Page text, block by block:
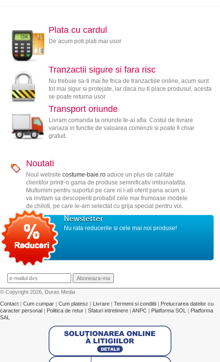
Plata cu cardul
De acum poti plati mai usor
Tranzactii sigure si fara risc
Nu trebuie sa-ti mai fie frica de tranzactiile online, acum sunt
tot mai sigur si protejate, iar daca nu-ti place produsul, acesta
se poate returna usor.
Transport oriunde
Livram comanda ta oriunde te-ai afla. Costul de livrare
variaza in functie de valoarea comenzii si poate fi chiar
gratuit.
Noutati
Noul website costume-baie.roaduce un plus de calitate
clientilor printr-o gama de produse semnificativ imbunatatita.
Multumim pentru suportul pe care ni l-ati oferit pana acum si
va invitam sa descoperiti probabil cele mai frumoase modele
de chiloti, pe care le-am selectat cu grija special pentru voi.
Newsletter
Nu rata reducerile si cele mai noi produse!
© Copyright 2026, Duras Media
Contact | Cum cumpar | Cum platesc | Livrare | Termeni si conditii | Prelucrarea datelor cu
caracter personal | Politica de retur | Sfaturi intretinere | ANPC | Platforma SOL | Platforma
SAL